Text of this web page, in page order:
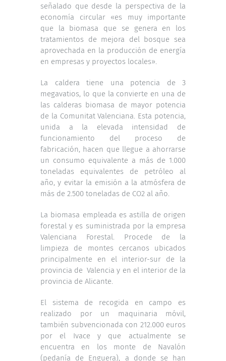
señalado que desde la perspectiva de la
economía circular «es muy importante
que la biomasa que se genera en los
tratamientos de mejora del bosque sea
aprovechada en la producción de energía
en empresas y proyectos locales».
La caldera tiene una potencia de 3
megavatios, lo que la convierte en una de
las calderas biomasa de mayor potencia
de la Comunitat Valenciana. Esta potencia,
unida a la elevada intensidad de
funcionamiento del proceso de
fabricación, hacen que llegue a ahorrarse
un consumo equivalente a más de 1.000
toneladas equivalentes de petróleo al
año, y evitar la emisión a la atmósfera de
más de 2.500 toneladas de CO2 al año.
La biomasa empleada es astilla de origen
forestal y es suministrada por la empresa
Valenciana Forestal. Procede de la
limpieza de montes cercanos ubicados
principalmente en el interior-sur de la
provincia de Valencia y en el interior de la
provincia de Alicante.
El sistema de recogida en campo es
realizado por un maquinaria móvil,
también subvencionada con 212.000 euros
por el Ivace y que actualmente se
encuentra en los monte de Navalón
(pedanía de Enguera), a donde se han